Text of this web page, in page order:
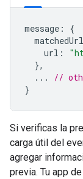
message :
{
matchedUrl
url :
},
...
//
}
Si verificas la
carga útil del
agregar
previa. Tu app